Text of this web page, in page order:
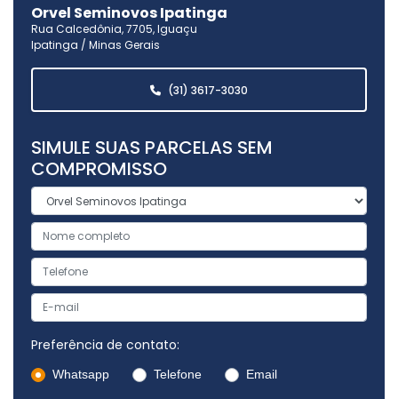
Orvel Seminovos Ipatinga
Rua Calcedônia, 7705, Iguaçu
Ipatinga / Minas Gerais
(31) 3617-3030
SIMULE SUAS PARCELAS SEM
COMPROMISSO
Preferência de contato:
Whatsapp Telefone Email